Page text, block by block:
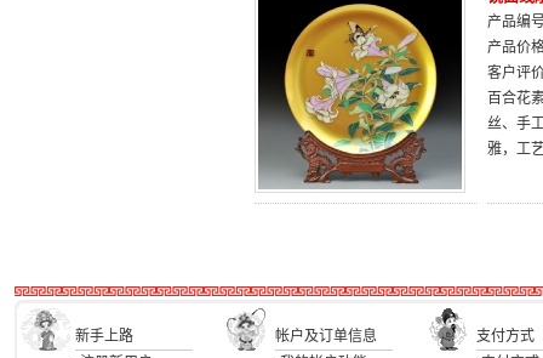
产品编
产品价
客户评
百合花
丝、手
雅，工
新手上路 帐户及订单信息
支付方式